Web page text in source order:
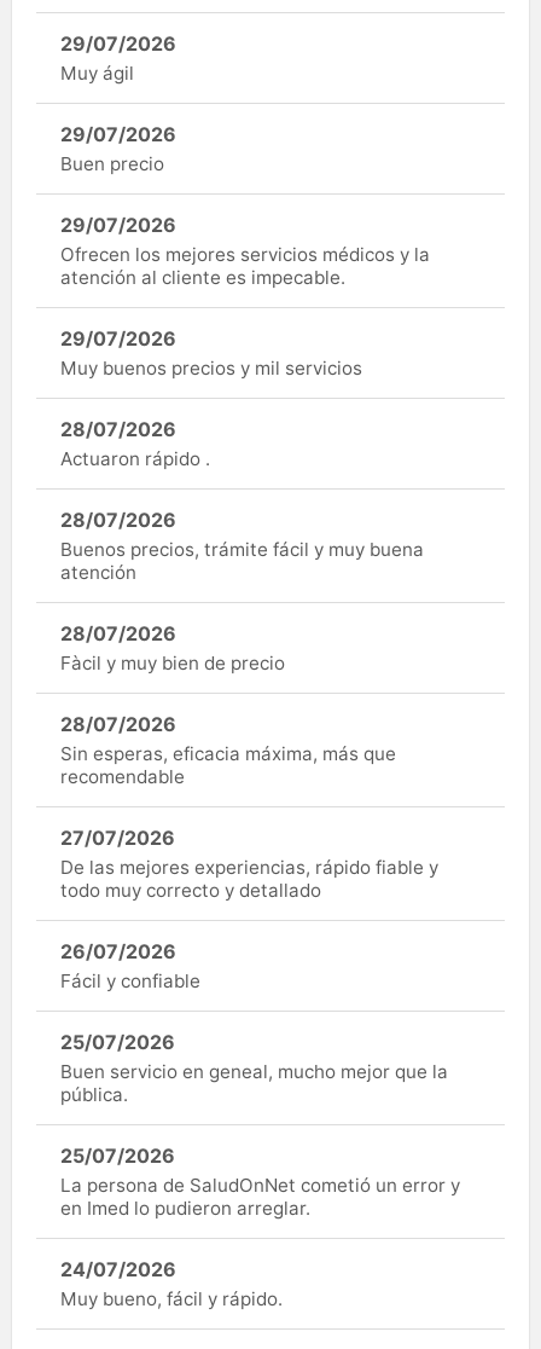
29/07/2026
Muy ágil
29/07/2026
Buen precio
29/07/2026
Ofrecen los mejores servicios médicos y la
atención al cliente es impecable.
29/07/2026
Muy buenos precios y mil servicios
28/07/2026
Actuaron rápido .
28/07/2026
Buenos precios, trámite fácil y muy buena
atención
28/07/2026
Fàcil y muy bien de precio
28/07/2026
Sin esperas, eficacia máxima, más que
recomendable
27/07/2026
De las mejores experiencias, rápido fiable y
todo muy correcto y detallado
26/07/2026
Fácil y confiable
25/07/2026
Buen servicio en geneal, mucho mejor que la
pública.
25/07/2026
La persona de SaludOnNet cometió un error y
en Imed lo pudieron arreglar.
24/07/2026
Muy bueno, fácil y rápido.